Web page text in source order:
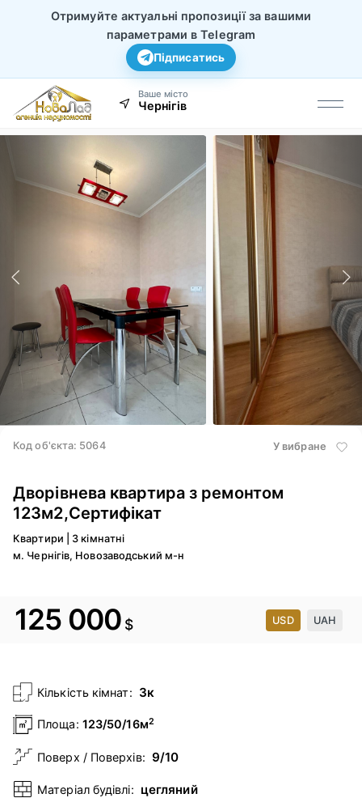
Отримуйте актуальні пропозиції за вашими
параметрами в Telegram
Підписатись
Ваше місто
Чернігів
Код об'єкта: 5064 У вибране
Дворівнева квартира з ремонтом
123м2,Сертифікат
Квартири
3 кімнатні
м. Чернігів, Новозаводський м-н
125 000 $ USD UAH
Кількість кімнат: 3к
Площа: 123/50/16м2
Поверх / Поверхів: 9/10
Матеріал будівлі: цегляний